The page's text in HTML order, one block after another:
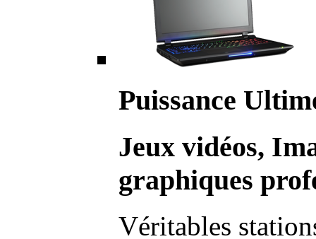
Puissance
Jeux vidéos,
graphiques
Véritables